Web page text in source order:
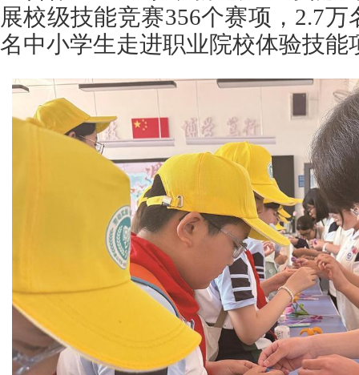
展校级技能竞赛356个赛项，2.7
名中小学生走进职业院校体验技能